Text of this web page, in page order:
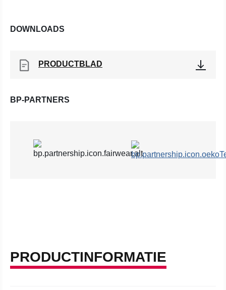
DOWNLOADS
PRODUCTBLAD
BP-PARTNERS
PRODUCTINFORMATIE